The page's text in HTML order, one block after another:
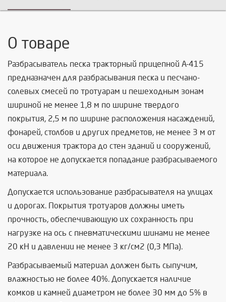
О товаре
Разбрасыватель песка тракторный прицепной А-415
предназначен для разбрасывания песка и песчано-
солевых смесей по тротуарам и пешеходным зонам
шириной не менее 1,8 м по ширине твердого
покрытия, 2,5 м по ширине расположения насаждений,
фонарей, столбов и других предметов, не менее 3 м от
оси движения трактора до стен зданий и сооружений,
на которое не допускается попадание разбрасываемого
материала.
Допускается использование разбрасывателя на улицах
и дорогах. Покрытия тротуаров должны иметь
прочность, обеспечивающую их сохранность при
нагрузке на ось с пневматическими шинами не менее
20 кН и давлении не менее 3 кг/см2 (0,3 МПа).
Разбрасываемый материал должен быть сыпучим,
влажностью не более 40%. Допускается наличие
комков и камней диаметром не более 30 мм до 5% в